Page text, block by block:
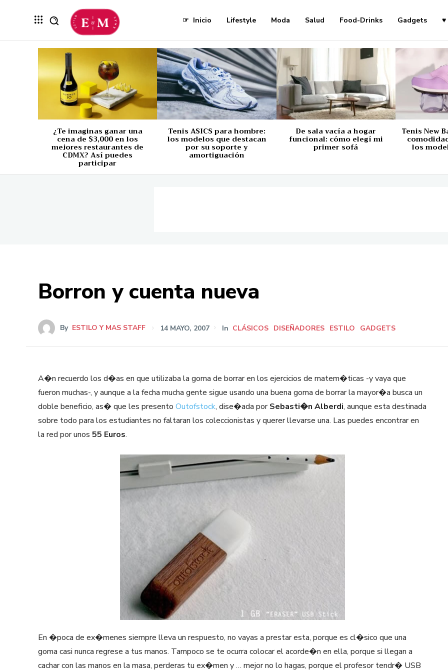
☞ Inicio Lifestyle Moda Salud Food-Drinks Gadgets ♥
¿Te imaginas ganar una
cena de $3,000 en los
mejores restaurantes de
CDMX? Así puedes
participar
Tenis ASICS para hombre:
los modelos que destacan
por su soporte y
amortiguación
De sala vacía a hogar
funcional: cómo elegí mi
primer sofá
Tenis New
los
Borron y cuenta nueva
By ESTILO Y MAS STAFF 14 MAYO, 2007 In CLÁSICOS DISEÑADORES ESTILO GADGETS
A�n recuerdo los d�as en que utilizaba la goma de borrar en los ejercicios de matem�ticas -y vaya que
fueron muchas-, y aunque a la fecha mucha gente sigue usando una buena goma de borrar la mayor�a busca un
doble beneficio, as� que les presento Outofstock, dise�ada porSebasti�n Alberdi, aunque esta destinada
sobre todo para los estudiantes no faltaran los coleccionistas y querer llevarse una. Las puedes encontrar en
la red por unos 55 Euros.
En �poca de ex�menes siempre lleva un respuesto, no vayas a prestar esta, porque es cl�sico que una
goma casi nunca regrese a tus manos. Tampoco se te ocurra colocar el acorde�n en ella, porque si llegan a
cachar con las manos en la masa, perderas tu ex�men y … mejor no lo hagas, porque el profesor tendr� USB